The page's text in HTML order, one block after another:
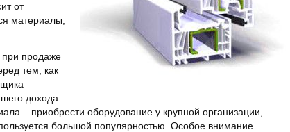
от
материалы,
продаже
тем, как
дохода.
– приобрести оборудование у крупной организации,
большой популярностью. Особое внимание